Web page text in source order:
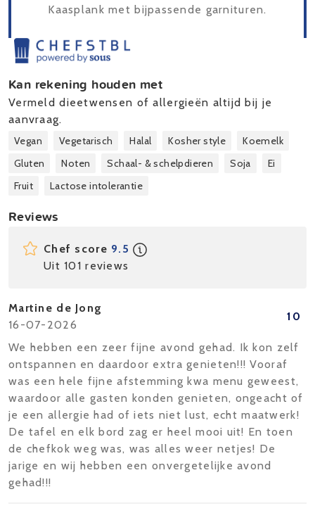
Kaasplank met bijpassende garnituren.
Kan rekening houden met
Vermeld dieetwensen of allergieën altijd bij je
aanvraag.
Vegan Vegetarisch Halal Kosher style
Koemelk
Gluten
Noten Schaal- & schelpdieren Soja
Ei
Fruit
Lactose intolerantie
Reviews
Chef score 9.5
Uit 101 reviews
Martine de Jong
16-07-2026
10
We hebben een zeer fijne avond gehad. Ik kon zelf
ontspannen en daardoor extra genieten!!! Vooraf
was een hele fijne afstemming kwa menu geweest,
waardoor alle gasten konden genieten, ongeacht of
je een allergie had of iets niet lust, echt maatwerk!
De tafel en elk bord zag er heel mooi uit! En toen
de chefkok weg was, was alles weer netjes! De
jarige en wij hebben een onvergetelijke avond
gehad!!!